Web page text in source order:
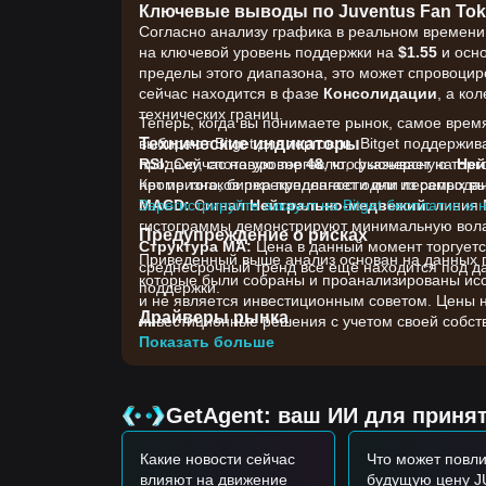
Ключевые выводы по Juventus Fan
Согласно анализу графика в реальном
на ключевой уровень поддержки на $1.55 и
пределы этого диапазона, это может
сейчас находится в фазе Консолидации , а
технических границ.
Технические индикаторы
RSI:Сейчас на уровне48, что указывает на
нет признаков перекупленности или
MACD:СигналНейтрально-медвежий: линия
гистограммы демонстрируют минимальную
Структура MA:Цена в данный момент
среднесрочный тренд всё ещё находится под
поддержки.
Драйверы рынка
Текущая цена и рыночные показатели
голосование в официальном командном
Корреляция с более широким рынком:
крупных цифровых активов, что влияет на
Теперь, когда вы понимаете рынок, самое
выбирают Bitget для торговли. Bitget
продажу, спотовую торговлю, фьючерсную
Кроме того, биржа предлагает одни из самых
Зарегистрируйте аккаунт на Bitget бесплатно и
Предупреждение о рисках
Приведенный выше анализ основан на данных
которые были собраны и проанализированы
и не является инвестиционным советом. Цены
инвестиционные решения с учетом своей
Показать больше
GetAgent: ваш ИИ для
Какие новости сейчас
влияют на движение
Что может
будущую цену